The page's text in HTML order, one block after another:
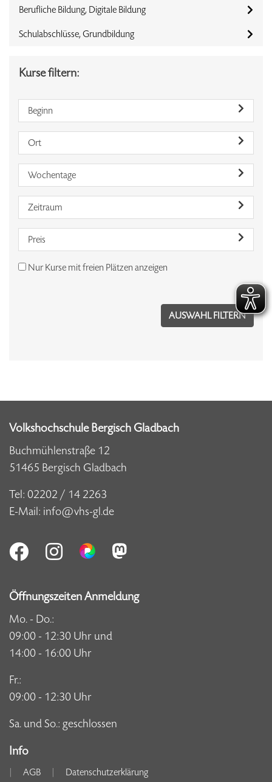
Berufliche Bildung, Digitale Bildung
Schulabschlüsse, Grundbildung
Kurse filtern:
Beginn
Ort
Wochentage
Zeitraum
Preis
Nur Kurse mit freien Plätzen anzeigen
Volkshochschule Bergisch Gladbach
Buchmühlenstraße 12
51465 Bergisch Gladbach
Tel: 02202 / 14 2263
E-Mail: info@vhs-gl.de
Öffnungszeiten Anmeldung
Mo. - Do.:
09:00 - 12:30 Uhr und
14:00 - 16:00 Uhr
Fr.:
09:00 - 12:30 Uhr
Sa. und So.: geschlossen
Info
AGB Datenschutzerklärung